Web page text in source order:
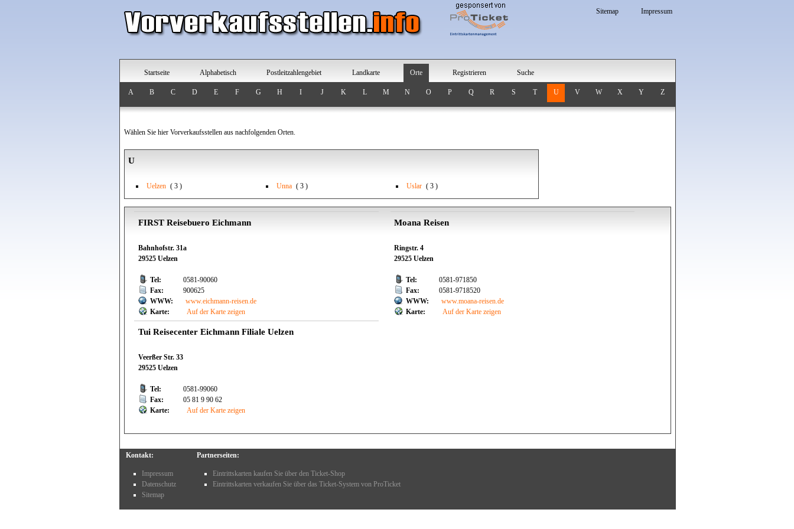
Impressum
Sitemap
Startseite Alphabetisch Postleitzahlengebiet Landkarte Orte Registrieren Suche
A B C D E F G H I J K L M N O P Q R S T U V W X Y Z
Wählen Sie hier Vorverkaufsstellen aus nachfolgenden Orten.
U
Uelzen ( 3 ) Unna ( 3 ) Uslar ( 3 )
FIRST Reisebuero Eichmann
Bahnhofstr. 31a
29525 Uelzen
Tel:
0581-90060
Fax:
900625
WWW:
www.eichmann-reisen.de
Karte:
Auf der Karte zeigen
Moana Reisen
Ringstr. 4
29525 Uelzen
Tel:
0581-971850
Fax:
0581-9718520
WWW:
www.moana-reisen.de
Karte:
Auf der Karte zeigen
Tui Reisecenter Eichmann Filiale Uelzen
Veerßer Str. 33
29525 Uelzen
Tel:
0581-99060
Fax:
05 81 9 90 62
Karte:
Auf der Karte zeigen
Kontakt:
Impressum
Datenschutz
Sitemap
Partnerseiten:
Eintrittskarten kaufen Sie über den Ticket-Shop
Eintrittskarten verkaufen Sie über das Ticket-System von ProTicket